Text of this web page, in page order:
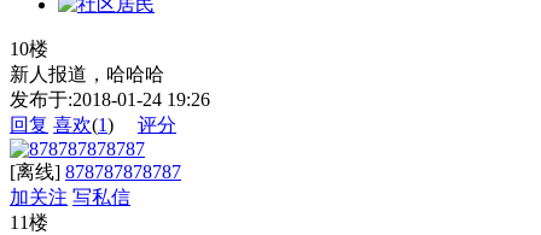
10楼
新人报道，哈哈哈
发布于:2018-01-24 19:26
回复 喜欢(1) 评分
[离线] 878787878787
加关注 写私信
11楼